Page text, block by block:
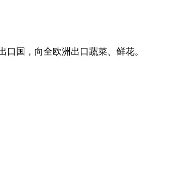
国，向全欧洲出口蔬菜、鲜花。